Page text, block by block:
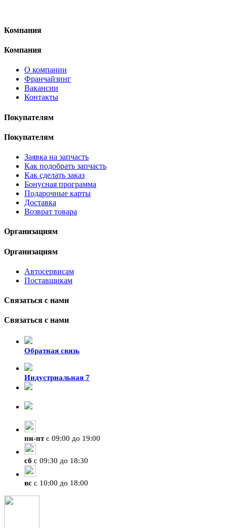
Компания
Компания
О компании
Франчайзинг
Вакансии
Контакты
Покупателям
Покупателям
Заявка на запчасть
Как подобрать запчасть
Как сделать заказ
Бонусная программа
Подарочные карты
Доставка
Возврат товара
Организациям
Организациям
Автосервисам
Поставщикам
Связаться с нами
Связаться с нами
Обратная связь
Индустриальная 7
пн-птс 09:00 до 19:00
сб с 09:30 до 18:30
вс с 10:00 до 18:00